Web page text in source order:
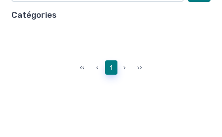
Catégories
‹‹ ‹ 1 › ››